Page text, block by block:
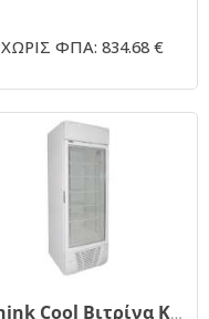
ΧΩΡΙΣ ΦΠΑ: 834.68 €
Think Cool Βιτρίνα Κατάψυξης 500lt 66.3x66x211εκ.